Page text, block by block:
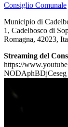
Consiglio Comunale
Municipio di
1, Cadelbosco di
Romagna, 42023,
Streaming del
https://
NODAphBDjCeseg